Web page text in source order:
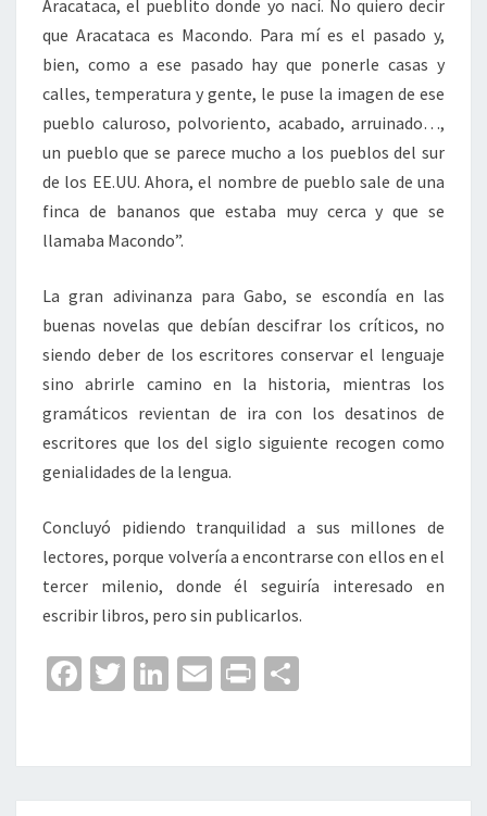
Aracataca, el pueblito donde yo nací. No quiero decir
que Aracataca es Macondo. Para mí es el pasado y,
bien, como a ese pasado hay que ponerle casas y
calles, temperatura y gente, le puse la imagen de ese
pueblo caluroso, polvoriento, acabado, arruinado…,
un pueblo que se parece mucho a los pueblos del sur
de los EE.UU. Ahora, el nombre de pueblo sale de una
finca de bananos que estaba muy cerca y que se
llamaba Macondo”.
La gran adivinanza para Gabo, se escondía en las
buenas novelas que debían descifrar los críticos, no
siendo deber de los escritores conservar el lenguaje
sino abrirle camino en la historia, mientras los
gramáticos revientan de ira con los desatinos de
escritores que los del siglo siguiente recogen como
genialidades de la lengua.
Concluyó pidiendo tranquilidad a sus millones de
lectores, porque volvería a encontrarse con ellos en el
tercer milenio, donde él seguiría interesado en
escribir libros, pero sin publicarlos.
Fa
o
T
er
Li
dI
E
l
Pr
p